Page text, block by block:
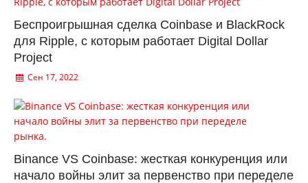
Беспроигрышная сделка Coinbase и BlackRock
для Ripple, с которым работает Digital Dollar
Project
Сен 17, 2022
Binance VS Coinbase: жесткая конкуренция или
начало войны элит за первенство при переделе